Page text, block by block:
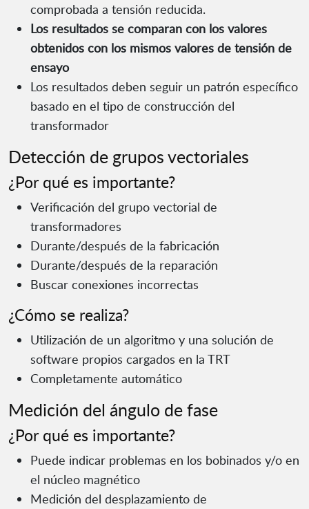
comprobada a tensión reducida.
Los resultados se comparan con los valores
obtenidos con los mismos valores de tensión de
ensayo
Los resultados deben seguir un patrón específico
basado en el tipo de construcción del
transformador
Detección de grupos vectoriales
¿Por qué es importante?
Verificación del grupo vectorial de
transformadores
Durante/después de la fabricación
Durante/después de la reparación
Buscar conexiones incorrectas
¿Cómo se realiza?
Utilización de un algoritmo y una solución de
software propios cargados en la TRT
Completamente automático
Medición del ángulo de fase
¿Por qué es importante?
Puede indicar problemas en los bobinados y/o en
el núcleo magnético
Medición del desplazamiento de